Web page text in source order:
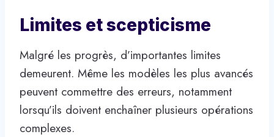
Limites et scepticisme
Malgré les progrès, d’importantes limites
demeurent. Même les modèles les plus avancés
peuvent commettre des erreurs, notamment
lorsqu’ils doivent enchaîner plusieurs opérations
complexes.